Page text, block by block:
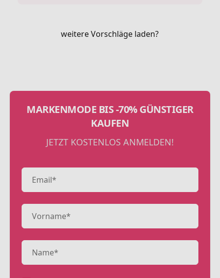
weitere Vorschläge laden?
MARKENMODE BIS -70% GÜNSTIGER
KAUFEN
JETZT KOSTENLOS ANMELDEN!